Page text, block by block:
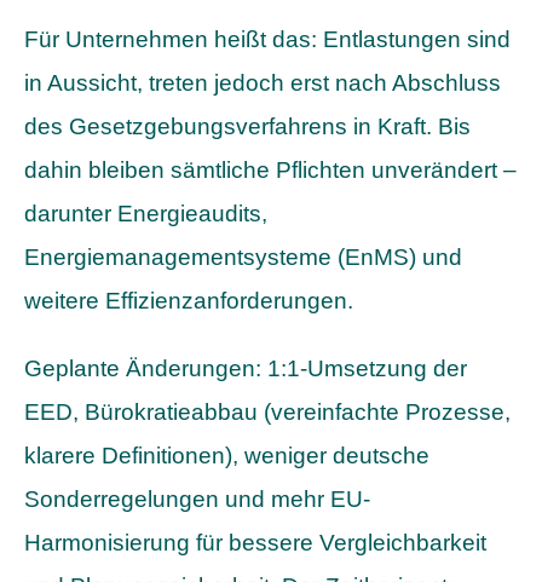
Für Unternehmen heißt das: Entlastungen sind
in Aussicht, treten jedoch erst nach Abschluss
des Gesetzgebungsverfahrens in Kraft. Bis
dahin bleiben sämtliche Pflichten unverändert –
darunter Energieaudits,
Energiemanagementsysteme (EnMS) und
weitere Effizienzanforderungen.
Geplante Änderungen: 1:1-Umsetzung der
EED, Bürokratieabbau (vereinfachte Prozesse,
klarere Definitionen), weniger deutsche
Sonderregelungen und mehr EU-
Harmonisierung für bessere Vergleichbarkeit